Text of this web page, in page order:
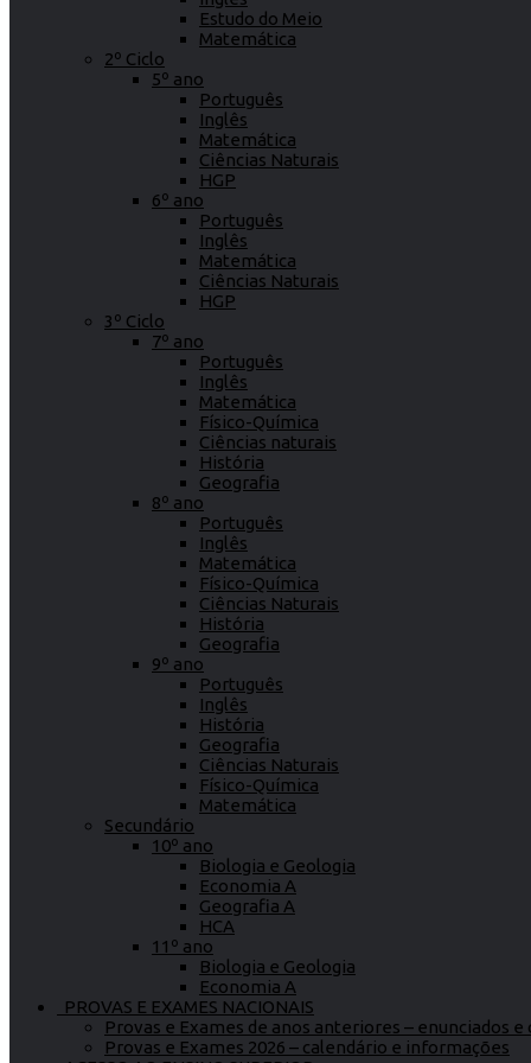
Estudo do Meio
Matemática
2º Ciclo
5º ano
Português
Inglês
Matemática
Ciências Naturais
HGP
6º ano
Português
Inglês
Matemática
Ciências Naturais
HGP
3º Ciclo
7º ano
Português
Inglês
Matemática
Físico-Química
Ciências naturais
História
Geografia
8º ano
Português
Inglês
Matemática
Físico-Química
Ciências Naturais
História
Geografia
9º ano
Português
Inglês
História
Geografia
Ciências Naturais
Físico-Química
Matemática
Secundário
10º ano
Biologia e Geologia
Economia A
Geografia A
HCA
11º ano
Biologia e Geologia
Economia A
PROVAS E EXAMES NACIONAIS
Provas e Exames de anos anteriores – enunciados
Provas e Exames 2026 – calendário e informações